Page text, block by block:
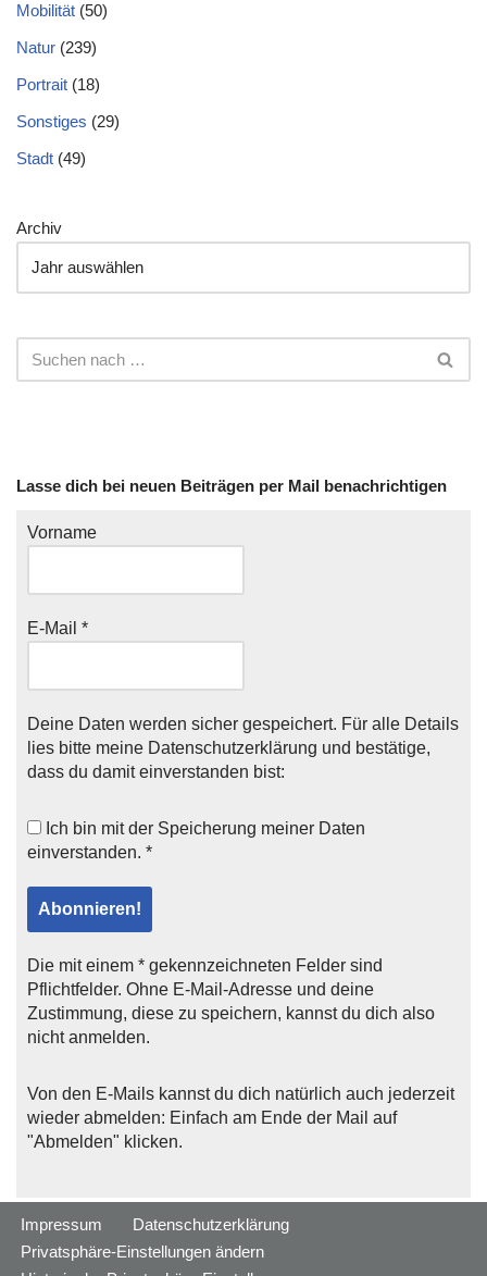
Mobilität (50)
Natur (239)
Portrait (18)
Sonstiges (29)
Stadt (49)
Archiv
Lasse dich bei neuen Beiträgen per Mail benachrichtigen
Vorname
E-Mail *
Deine Daten werden sicher gespeichert. Für alle Details
lies bitte meine Datenschutzerklärung und bestätige,
dass du damit einverstanden bist:
Ich bin mit der Speicherung meiner Daten
einverstanden. *
Die mit einem * gekennzeichneten Felder sind
Pflichtfelder. Ohne E-Mail-Adresse und deine
Zustimmung, diese zu speichern, kannst du dich also
nicht anmelden.
Von den E-Mails kannst du dich natürlich auch jederzeit
wieder abmelden: Einfach am Ende der Mail auf
"Abmelden" klicken.
Impressum
Datenschutzerklärung
Privatsphäre-Einstellungen ändern